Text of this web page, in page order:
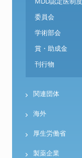
委員会
学術部会
賞・助成金
刊行物
関連団体
海外
厚生労働省
製薬企業